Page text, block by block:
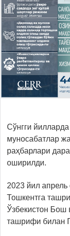
Сўнгги
муносабатлар
раҳбарлари
оширилди.
2023 йил
Тошкентга
Ўзбекистон Бош
ташрифи билан